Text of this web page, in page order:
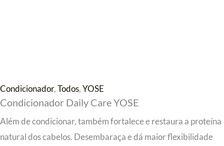
Condicionador,Todos,YOSE
Condicionador Daily Care YOSE
Além de condicionar, também fortalece e restaura a proteína
natural dos cabelos. Desembaraça e dá maior flexibilidade